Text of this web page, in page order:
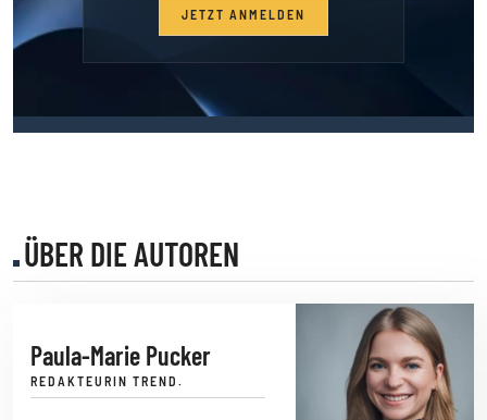
JETZT ANMELDEN
ÜBER DIE AUTOREN
Paula-Marie Pucker
REDAKTEURIN TREND.